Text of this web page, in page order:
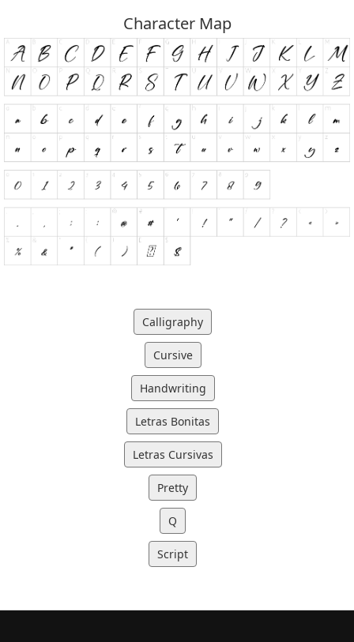
Character Map
Calligraphy
Cursive
Handwriting
Letras Bonitas
Letras Cursivas
Pretty
Q
Script